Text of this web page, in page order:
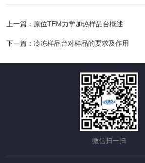
上一篇： 原位TEM力学加热样品台概述
下一篇：冷冻样品台对样品的要求及作用
微信扫一扫